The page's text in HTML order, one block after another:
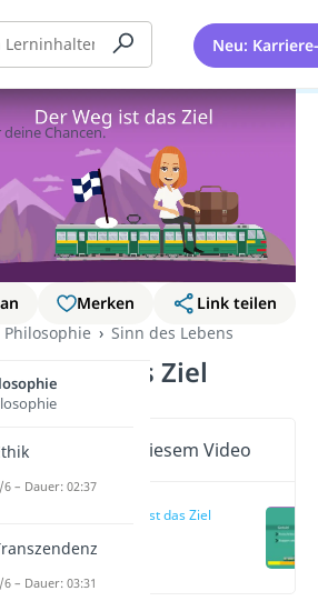
Neu:
Merken
Link teilen
Philosophie
Sinn des Lebens
ist das Ziel
Inhalte in diesem Video
Der Weg ist das Ziel
(00:15)
sich!
Chancen.
6 – Dauer: 02:37
6 – Dauer: 03:31